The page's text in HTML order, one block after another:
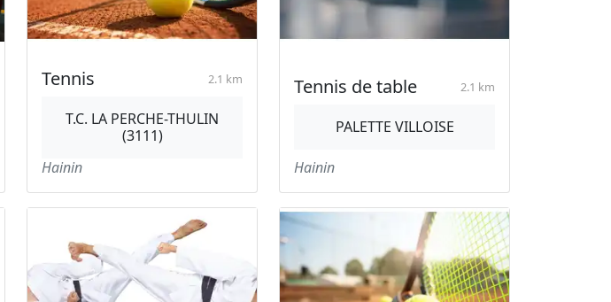
Tennis 2.1 km
T.C. LA PERCHE-THULIN
(3111)
Hainin
Tennis de table 2.1 km
PALETTE VILLOISE
Hainin